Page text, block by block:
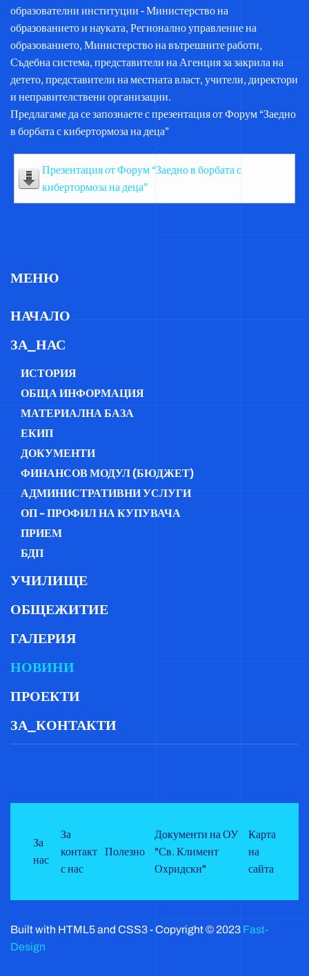
образователни институции - Министерство на
образованието и науката, Регионално управление на
образованието, Министерство на вътрешните работи,
Съдебна система, представители на Агенция за закрила на
детето, представители на местната власт, учители, директори
и неправителствени организации.
Предлагаме да се запознаете с презентация от Форум “Заедно
в борбата с кибертормоза на деца”
Презентация от Форум “Заедно в борбата с
кибертормоза на деца”
МЕНЮ
НАЧАЛО
ЗА_НАС
ИСТОРИЯ
ОБЩА ИНФОРМАЦИЯ
МАТЕРИАЛНА БАЗА
ЕКИП
ДОКУМЕНТИ
ФИНАНСОВ МОДУЛ (БЮДЖЕТ)
АДМИНИСТРАТИВНИ УСЛУГИ
ОП - ПРОФИЛ НА КУПУВАЧА
ПРИЕМ
БДП
УЧИЛИЩЕ
ОБЩЕЖИТИЕ
ГАЛЕРИЯ
НОВИНИ
ПРОЕКТИ
ЗА_КОНТАКТИ
За
нас
За
контакт
с нас
Полезно
Документи на ОУ
"Св. Климент
Охридски"
Карта
на
сайта
Built with HTML5 and CSS3 - Copyright © 2023 Fast-
Design